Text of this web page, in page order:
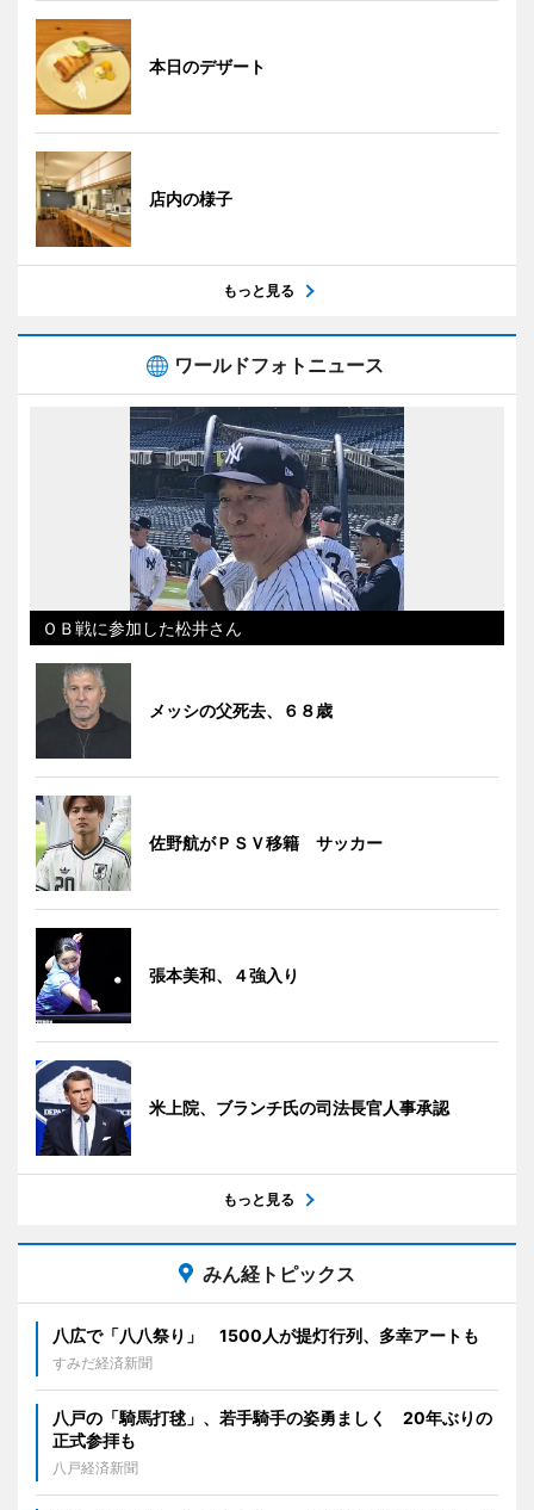
本日のデザート
店内の様子
もっと見る
ワールドフォトニュース
ＯＢ戦に参加した松井さん
メッシの父死去、６８歳
佐野航がＰＳＶ移籍 サッカー
張本美和、４強入り
米上院、ブランチ氏の司法長官人事承認
もっと見る
みん経トピックス
八広で「八八祭り」 1500人が提灯行列、多幸アートも
すみだ経済新聞
八戸の「騎馬打毬」、若手騎手の姿勇ましく 20年ぶりの
正式参拝も
八戸経済新聞